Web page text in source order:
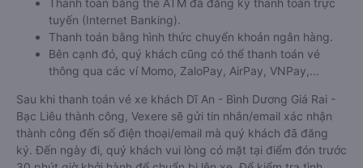
tuyến (Internet Banking).
Thanh toán bằng hình thức chuyển khoản ngân hàng.
Bên cạnh đó, quý khách cũng có thể thanh toán vé
thông qua các ví Momo, ZaloPay, AirPay, VNPay,…
Sau khi thanh toán vé xe khách Dĩ An - Bình Dương Giá Rai -
Bạc Liêu thành công, Vexere sẽ gửi tin nhắn/email xác nhận
thành công đến số điện thoại/email mà quý khách đã đăng
ký. Đến ngày đi, quý khách vui lòng có mặt tại điểm đón trước